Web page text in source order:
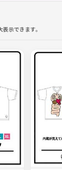
示できます。